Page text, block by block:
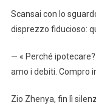
Scansai con lo
disprezzo fiducioso:
— « Perché
amo i debiti. Compro
Zio Zhenya, fin lì